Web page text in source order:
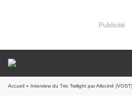
Publicité
Accueil » Interview du Trio Twilight par Allociné (VOST)